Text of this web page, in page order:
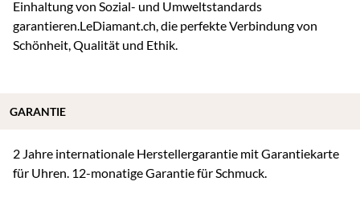
Einhaltung von Sozial- und Umweltstandards
garantieren.LeDiamant.ch, die perfekte Verbindung von
Schönheit, Qualität und Ethik.
2 Jahre internationale Herstellergarantie mit Garantiekarte
für Uhren. 12-monatige Garantie für Schmuck.
GARANTIE